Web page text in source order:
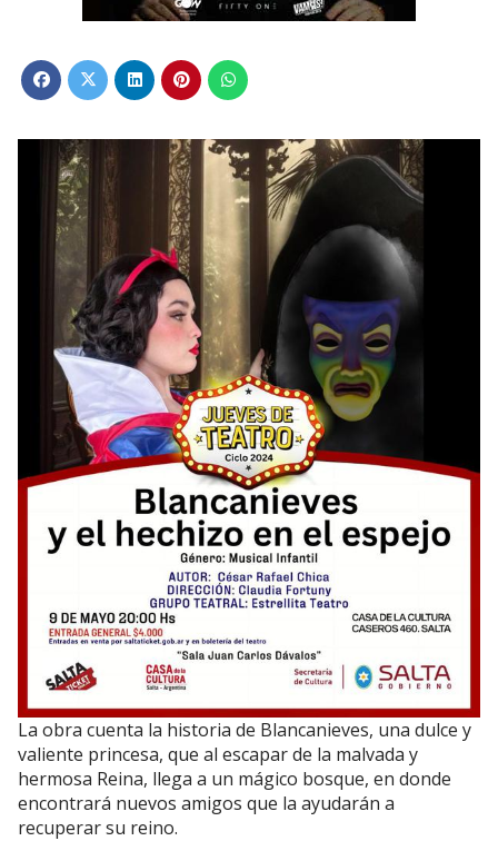
La obra cuenta la historia de Blancanieves, una dulce y
valiente princesa, que al escapar de la malvada y
hermosa Reina, llega a un mágico bosque, en donde
encontrará nuevos amigos que la ayudarán a
recuperar su reino.